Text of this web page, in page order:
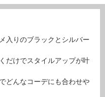
入りのブラックとシルバー
だけでスタイルアップが叶
どんなコーデにも合わせや